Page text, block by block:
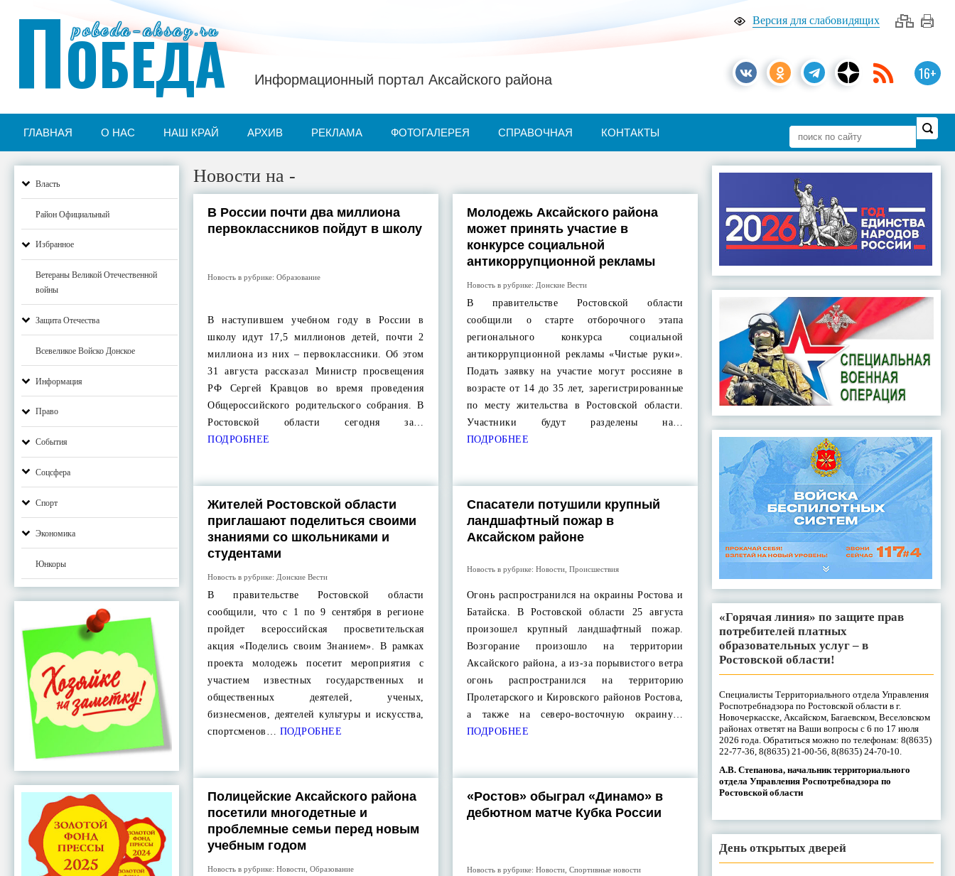
Версия для слабовидящих
16+
pobeda-aksay.ru
ПОБЕДА Информационный портал Аксайского района
ГЛАВНАЯ О НАС НАШ КРАЙ АРХИВ РЕКЛАМА ФОТОГАЛЕРЕЯ СПРАВОЧНАЯ КОНТАКТЫ
Власть
Район Официальный
Избранное
Ветераны Великой Отечественной
войны
Защита Отечества
Всевеликое Войско Донское
Информация
Право
События
Соцсфера
Спорт
Экономика
Юнкоры
Новости на -
В России почти два миллиона
первоклассников пойдут в школу
Новость в рубрике:Образование
В наступившем учебном году в России в
школу идут 17,5 миллионов детей, почти 2
миллиона из них – первоклассники. Об этом
31 августа рассказал Министр просвещения
РФ Сергей Кравцов во время проведения
Общероссийского родительского собрания. В
Ростовской области сегодня за…
ПОДРОБНЕЕ
Молодежь Аксайского района
может принять участие в
конкурсе социальной
антикоррупционной рекламы
Новость в рубрике: Донские Вести
В правительстве Ростовской области
сообщили о старте отборочного этапа
регионального конкурса социальной
антикоррупционной рекламы «Чистые руки».
Подать заявку на участие могут россияне в
возрасте от 14 до 35 лет, зарегистрированные
по месту жительства в Ростовской области.
Участники будут разделены на…
ПОДРОБНЕЕ
Жителей Ростовской области
приглашают поделиться своими
знаниями со школьниками и
студентами
Новость в рубрике: Донские Вести
В правительстве Ростовской области
сообщили, что с 1 по 9 сентября в регионе
пройдет всероссийская просветительская
акция «Поделись своим Знанием». В рамках
проекта молодежь посетит мероприятия с
участием известных государственных и
общественных деятелей, ученых,
бизнесменов, деятелей культуры и искусства,
спортсменов… ПОДРОБНЕЕ
Спасатели потушили крупный
ландшафтный пожар в
Аксайском районе
Новость в рубрике: Новости, Происшествия
Огонь распространился на окраины Ростова и
Батайска. В Ростовской области 25 августа
произошел крупный ландшафтный пожар.
Возгорание произошло на территории
Аксайского района, а из-за порывистого ветра
огонь распространился на территорию
Пролетарского и Кировского районов Ростова,
а также на северо-восточную окраину…
ПОДРОБНЕЕ
Полицейские Аксайского района
посетили многодетные и
проблемные семьи перед новым
учебным годом
Новость в рубрике:Новости ,Образование
«Ростов» обыграл «Динамо» в
дебютном матче Кубка России
Новость в рубрике: Новости, Спортивные новости
«Горячая линия» по защите прав
потребителей платных
образовательных услуг – в
Ростовской области!
Специалисты Территориального отдела Управления
Роспотребнадзора по Ростовской области в г.
Новочеркасске, Аксайском, Багаевском, Веселовском
районах ответят на Ваши вопросы с 6 по 17 июля
2026 года. Обратиться можно по телефонам: 8(8635)
22-77-36, 8(8635) 21-00-56, 8(8635) 24-70-10.
А.В. Степанова, начальник территориального
отдела Управления Роспотребнадзора по
Ростовской области
День открытых дверей